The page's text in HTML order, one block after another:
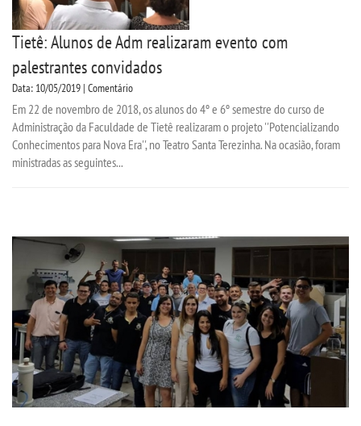
CONTATO
IMPRENSA
TRABALHE CONOSCO
OUVIDORIA
Tietê: Alunos de Adm realizaram evento com
palestrantes convidados
Data: 10/05/2019 | Comentário
Em 22 de novembro de 2018, os alunos do 4º e 6º semestre do curso de
Administração da Faculdade de Tietê realizaram o projeto ''Potencializando
Conhecimentos para Nova Era'', no Teatro Santa Terezinha. Na ocasião, foram
ministradas as seguintes...